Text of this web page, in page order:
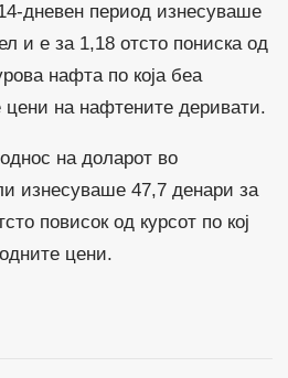
дневен период изнесуваше
и е за 1,18 отсто пониска од
нафта по која беа
на нафтените деривати.
на доларот во
изнесуваше 47,7 денари за
повисок од курсот по кој
цени.